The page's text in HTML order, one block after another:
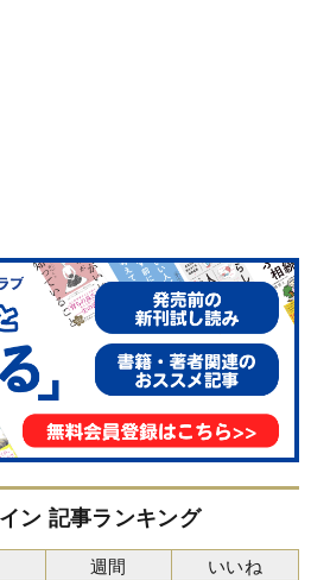
ン 記事ランキング
週間 いいね